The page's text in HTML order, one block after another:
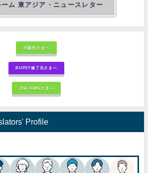
ム 東アジア・ニュースレター
出版社さまへ
BUPST修了生さまへ
JTA-GWGさまへ
Profile